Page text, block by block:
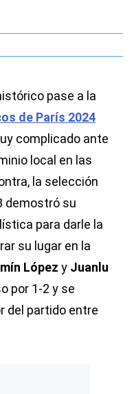
pase a la
de París 2024
complicado ante
local en las
la selección
demostró su
para darle la
su lugar en la
López y Juanlu
por 1-2 y se
del partido entre